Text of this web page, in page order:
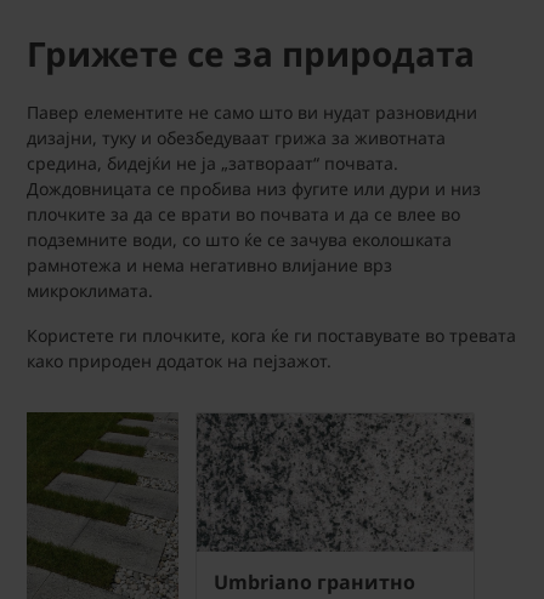
Грижете се за природата
Павер елементите не само што ви нудат разновидни
дизајни, туку и обезбедуваат грижа за животната
средина, бидејќи не ја „затвораат“ почвата.
Дождовницата се пробива низ фугите или дури и низ
плочките за да се врати во почвата и да се влее во
подземните води, со што ќе се зачува еколошката
рамнотежа и нема негативно влијание врз
микроклимата.
Користете ги плочките, кога ќе ги поставувате во тревата
како природен додаток на пејзажот.
Umbriano гранитно